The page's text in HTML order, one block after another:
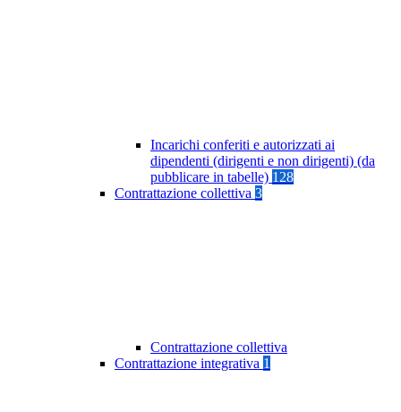
Incarichi conferiti e autorizzati ai
dipendenti (dirigenti e non dirigenti) (da
pubblicare in tabelle) 128
Contrattazione collettiva 3
Contrattazione collettiva
Contrattazione integrativa 1